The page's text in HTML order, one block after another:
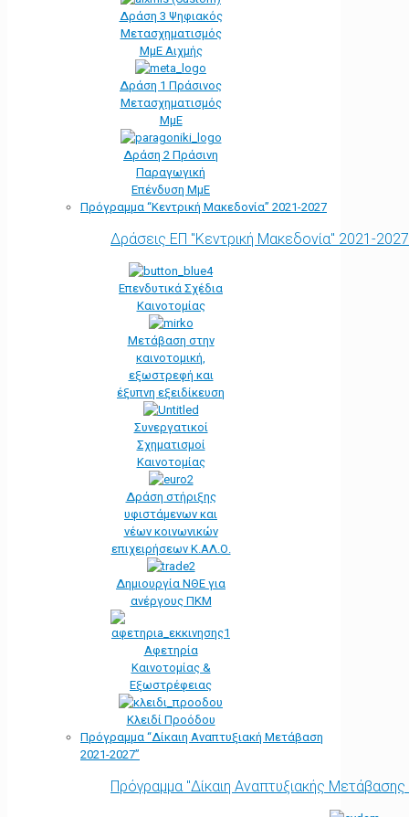
Δράση 3 Ψηφιακός
Μετασχηματισμός
ΜμΕ Αιχμής
Δράση 1 Πράσινος
Μετασχηματισμός
ΜμΕ
Δράση 2 Πράσινη
Παραγωγική
Επένδυση ΜμΕ
Πρόγραμμα “Κεντρική Μακεδονία” 2021-2027
Δράσεις ΕΠ "Κεντρική Μακεδονία" 2021-2027
Επενδυτικά Σχέδια
Καινοτομίας
Μετάβαση στην
καινοτομική,
εξωστρεφή και
έξυπνη εξειδίκευση
Συνεργατικοί
Σχηματισμοί
Καινοτομίας
Δράση στήριξης
υφιστάμενων και
νέων κοινωνικών
επιχειρήσεων Κ.ΑΛ.Ο.
Δημιουργία ΝΘΕ για
ανέργους ΠΚΜ
Αφετηρία
Kαινοτομίας &
Εξωστρέφειας
Κλειδί Προόδου
Πρόγραμμα “Δίκαιη Αναπτυξιακή Μετάβαση
2021-2027”
Πρόγραμμα "Δίκαιη Αναπτυξιακής